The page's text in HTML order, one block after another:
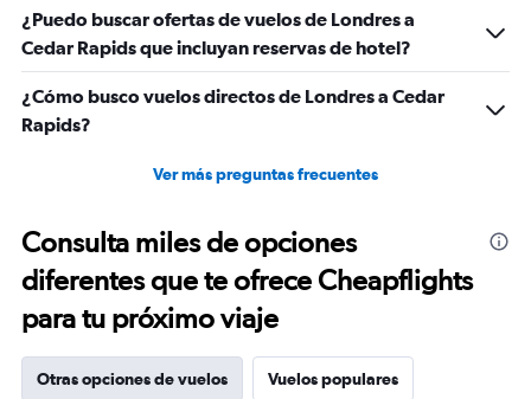
¿Puedo buscar ofertas de vuelos de Londres a
Cedar Rapids que incluyan reservas de hotel?
¿Cómo busco vuelos directos de Londres a Cedar
Rapids?
Ver más preguntas frecuentes
Consulta miles de opciones
diferentes que te ofrece Cheapflights
para tu próximo viaje
Otras opciones de vuelos Vuelos populares